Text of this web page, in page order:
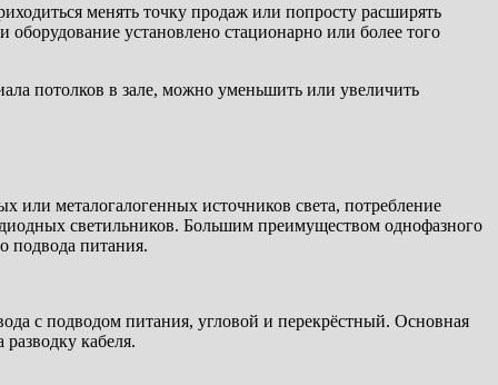
менять точку продаж или попросту расширять
установлено стационарно или более того
потолков в зале, можно уменьшить или увеличить
металогалогенных источников света, потребление
светильников. Большим преимуществом однофазного
подвода питания.
с подводом питания, угловой и перекрёстный. Основная
кабеля.